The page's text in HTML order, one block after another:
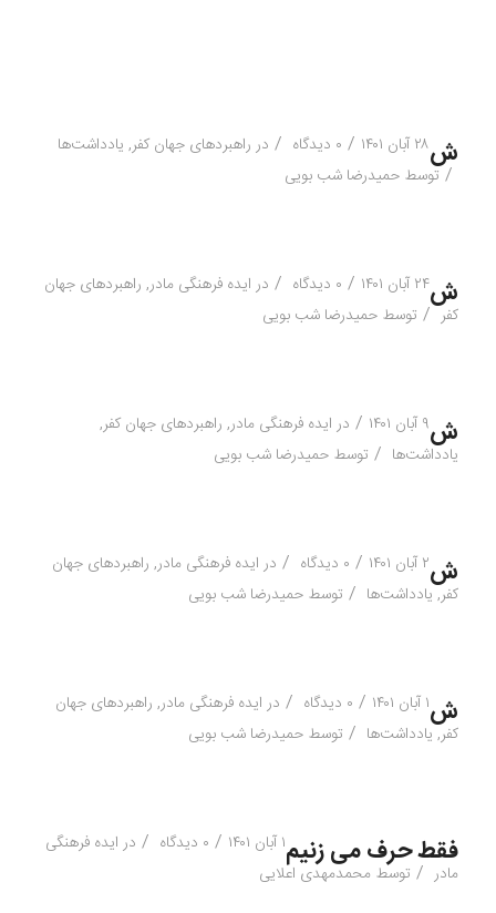
ش۲۸ آبان ۱۴۰۱ / ۰ دیدگاه / در راهبردهای جهان کفر, یادداشت‌ها
/ توسط حمیدرضا شب بویی
ش۲۴ آبان ۱۴۰۱ / ۰ دیدگاه / در ایده فرهنگی مادر, راهبردهای جهان
کفر / توسط حمیدرضا شب بویی
ش۹ آبان ۱۴۰۱ / در ایده فرهنگی مادر, راهبردهای جهان کفر,
یادداشت‌ها / توسط حمیدرضا شب بویی
ش۲ آبان ۱۴۰۱ / ۰ دیدگاه / در ایده فرهنگی مادر, راهبردهای جهان
کفر, یادداشت‌ها / توسط حمیدرضا شب بویی
ش۱ آبان ۱۴۰۱ / ۰ دیدگاه / در ایده فرهنگی مادر, راهبردهای جهان
کفر, یادداشت‌ها / توسط حمیدرضا شب بویی
فقط حرف می زنیم۱ آبان ۱۴۰۱ / ۰ دیدگاه / در ایده فرهنگی
مادر / توسط محمدمهدی اعلایی